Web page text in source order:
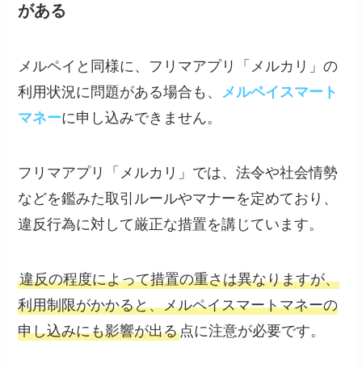
がある
メルペイと同様に、フリマアプリ「メルカリ」の
利用状況に問題がある場合も、 メルペイスマート
マネーに申し込みできません。
フリマアプリ「メルカリ」では、法令や社会情勢
などを鑑みた取引ルールやマナーを定めており、
違反行為に対して厳正な措置を講じています。
違反の程度によって措置の重さは異なりますが、
利用制限がかかると、メルペイスマートマネーの
申し込みにも影響が出る点に注意が必要です。